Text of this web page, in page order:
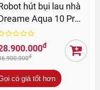
hút bụi lau nhà
Aqua 10 Pro
- BH 24 Th
đ
đ
có giá tốt hơn